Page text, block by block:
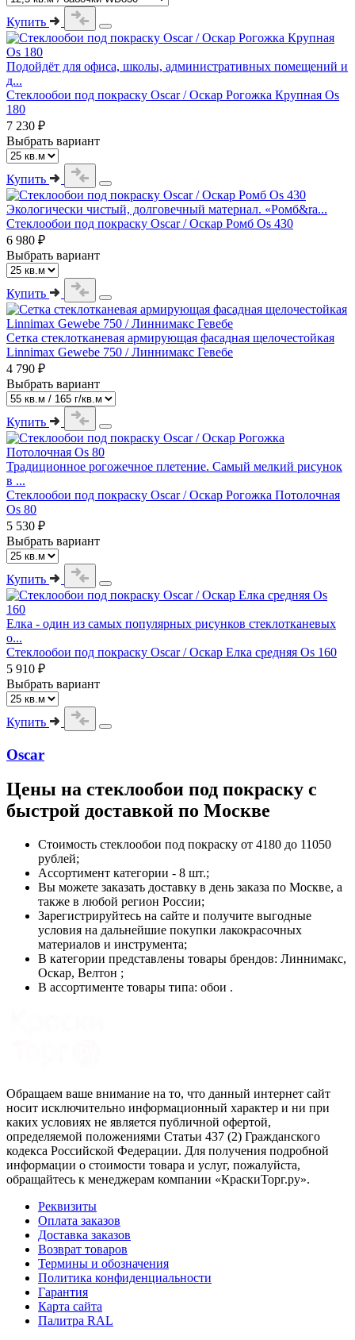
Купить
Подойдёт для офиса, школы, административных помещений и
д...
Стеклообои под покраску Oscar / Оскар Рогожка Крупная Os
180
7 230 ₽
Выбрать вариант
Купить
Экологически чистый, долговечный материал. «Ромб&ra...
Стеклообои под покраску Oscar / Оскар Ромб Os 430
6 980 ₽
Выбрать вариант
Купить
Сетка стеклотканевая армирующая фасадная щелочестойкая
Linnimax Gewebe 750 / Линнимакс Гевебе
4 790 ₽
Выбрать вариант
Купить
Традиционное рогожечное плетение. Самый мелкий рисунок
в ...
Стеклообои под покраску Oscar / Оскар Рогожка Потолочная
Os 80
5 530 ₽
Выбрать вариант
Купить
Елка - один из самых популярных рисунков стеклотканевых
о...
Стеклообои под покраску Oscar / Оскар Елка средняя Os 160
5 910 ₽
Выбрать вариант
Купить
Oscar
Цены на стеклообои под покраску с
быстрой доставкой по Москве
Стоимость стеклообои под покраску от 4180 до 11050
рублей;
Ассортимент категории - 8 шт.;
Вы можете заказать доставку в день заказа по Москве, а
также в любой регион России;
Зарегистрируйтесь на сайте и получите выгодные
условия на дальнейшие покупки лакокрасочных
материалов и инструмента;
В категории представлены товары брендов: Линнимакс,
Оскар, Велтон ;
В ассортименте товары типа: обои .
Обращаем ваше внимание на то, что данный интернет сайт
носит исключительно информационный характер и ни при
каких условиях не является публичной офертой,
определяемой положениями Статьи 437 (2) Гражданского
кодекса Российской Федерации. Для получения подробной
информации о стоимости товара и услуг, пожалуйста,
обращайтесь к менеджерам компании «КраскиТорг.ру».
Реквизиты
Оплата заказов
Доставка заказов
Возврат товаров
Термины и обозначения
Политика конфиденциальности
Гарантия
Карта сайта
Палитра RAL